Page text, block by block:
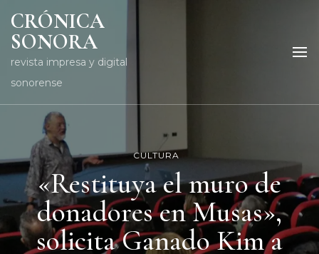
CRÓNICA
SONORA
revista impresa y digital
sonorense
CULTURA
«Restituya el muro de
donadores en Musas»,
solicita Ganado Kim a